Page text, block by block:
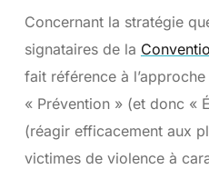
Concernant la stratégie
signataires de la
fait référence à
« Prévention » (et donc «
(réagir efficacement aux
victimes de violence à